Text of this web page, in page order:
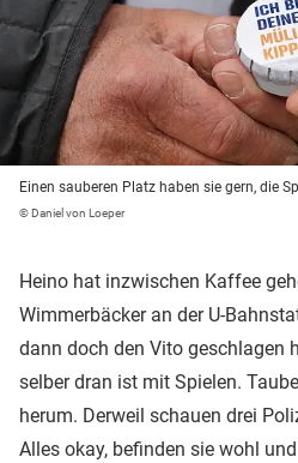
Einen sauberen Platz haben sie gern, die
© Daniel von Loeper
Heino hat inzwischen Kaffee
Wimmerbäcker an der U-
dann doch den Vito geschlagen
selber dran ist mit Spielen.
herum. Derweil schauen drei
Alles okay, befinden sie wohl